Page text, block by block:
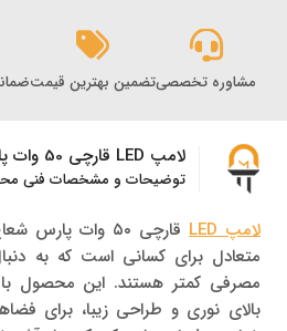
مشاوره تخصصیتضمین بهترین قیمت
لامپ LED قارچی 50 وات پارس شعاع توس
توضیحات و مشخصات فنی
لامپ LED
قارچی ۵۰ وات
متعادل برای کسانی است که به
مصرفی کمتر هستند. این محصول با
بالای نوری و طراحی زیبا، برای